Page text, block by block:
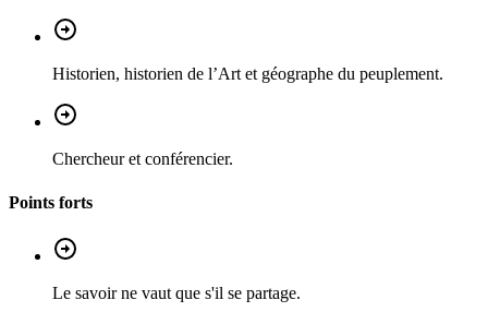
Historien, historien de l’Art et géographe du peuplement.
Chercheur et conférencier.
Points forts
Le savoir ne vaut que s'il se partage.